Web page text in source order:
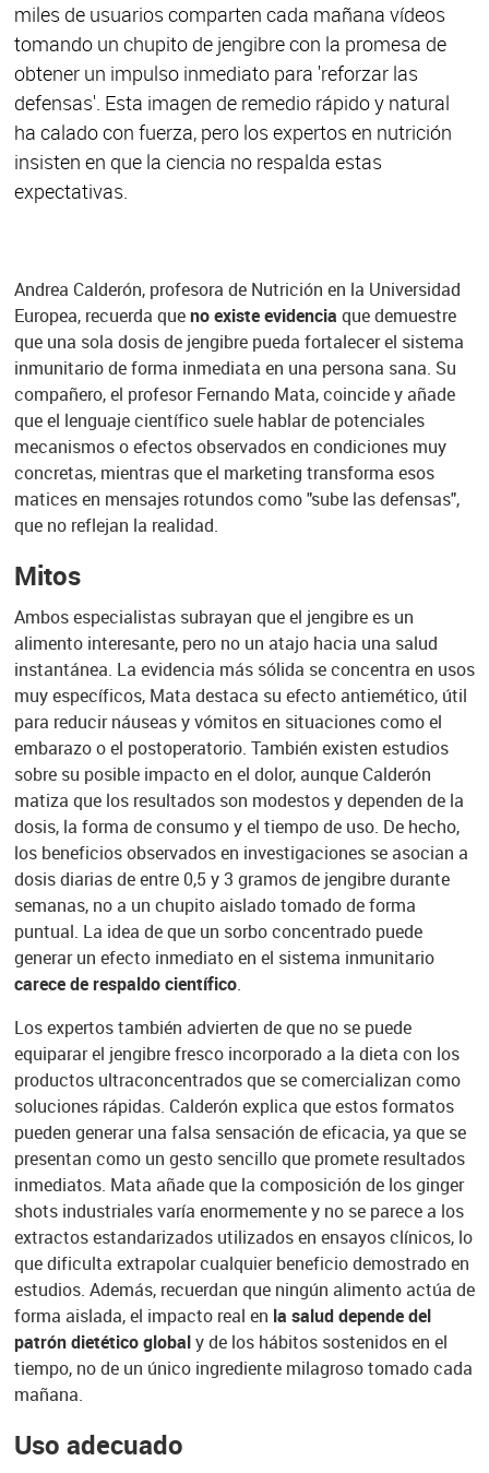
miles de usuarios comparten cada mañana vídeos
tomando un chupito de jengibre con la promesa de
obtener un impulso inmediato para 'reforzar las
defensas'. Esta imagen de remedio rápido y natural
ha calado con fuerza, pero los expertos en nutrición
insisten en que la ciencia no respalda estas
expectativas.
Andrea Calderón, profesora de Nutrición en la Universidad
Europea, recuerda queno existe evidencia que demuestre
que una sola dosis de jengibre pueda fortalecer el sistema
inmunitario de forma inmediata en una persona sana. Su
compañero, el profesor Fernando Mata, coincide y añade
que el lenguaje científico suele hablar de potenciales
mecanismos o efectos observados en condiciones muy
concretas, mientras que el marketing transforma esos
matices en mensajes rotundos como "sube las defensas",
que no reflejan la realidad.
Mitos
Ambos especialistas subrayan que el jengibre es un
alimento interesante, pero no un atajo hacia una salud
instantánea. La evidencia más sólida se concentra en usos
muy específicos, Mata destaca su efecto antiemético, útil
para reducir náuseas y vómitos en situaciones como el
embarazo o el postoperatorio. También existen estudios
sobre su posible impacto en el dolor, aunque Calderón
matiza que los resultados son modestos y dependen de la
dosis, la forma de consumo y el tiempo de uso. De hecho,
los beneficios observados en investigaciones se asocian a
dosis diarias de entre 0,5 y 3 gramos de jengibre durante
semanas, no a un chupito aislado tomado de forma
puntual. La idea de que un sorbo concentrado puede
generar un efecto inmediato en el sistema inmunitario
carece de respaldo científico.
Los expertos también advierten de que no se puede
equiparar el jengibre fresco incorporado a la dieta con los
productos ultraconcentrados que se comercializan como
soluciones rápidas. Calderón explica que estos formatos
pueden generar una falsa sensación de eficacia, ya que se
presentan como un gesto sencillo que promete resultados
inmediatos. Mata añade que la composición de los ginger
shots industriales varía enormemente y no se parece a los
extractos estandarizados utilizados en ensayos clínicos, lo
que dificulta extrapolar cualquier beneficio demostrado en
estudios. Además, recuerdan que ningún alimento actúa de
forma aislada, el impacto real en la salud depende del
patrón dietético globaly de los hábitos sostenidos en el
tiempo, no de un único ingrediente milagroso tomado cada
mañana.
Uso adecuado